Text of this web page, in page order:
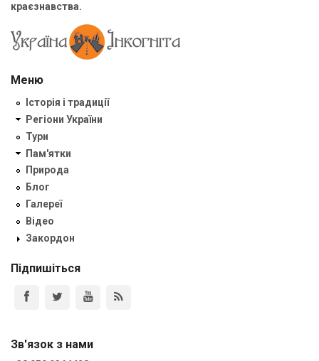
краєзнавства.
Меню
Історія і традиції
Регіони України
Тури
Пам'ятки
Природа
Блог
Галереї
Відео
Закордон
Підпишіться
Зв'язок з нами